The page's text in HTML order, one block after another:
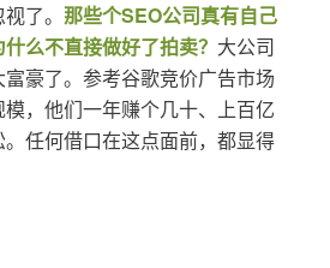
了。 那些个SEO公司真有自己
么不直接做好了拍卖？ 大公司
豪了。参考谷歌竞价广告市场
，他们一年赚个几十、上百亿
任何借口在这点面前，都显得